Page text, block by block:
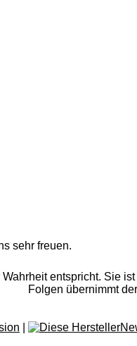
sehr freuen.
entspricht. Sie
Folgen übernimmt